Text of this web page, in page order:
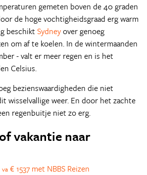
gemeten boven de 40 graden
de hoge vochtigheidsgraad erg warm
beschikt Sydneyover genoeg
om af te koelen. In de wintermaanden
- valt er meer regen en is het
Celsius.
bezienswaardigheden die niet
wisselvallige weer. En door het zachte
regenbuitje niet zo erg.
vakantie naar
va € 1537 met NBBS Reizen